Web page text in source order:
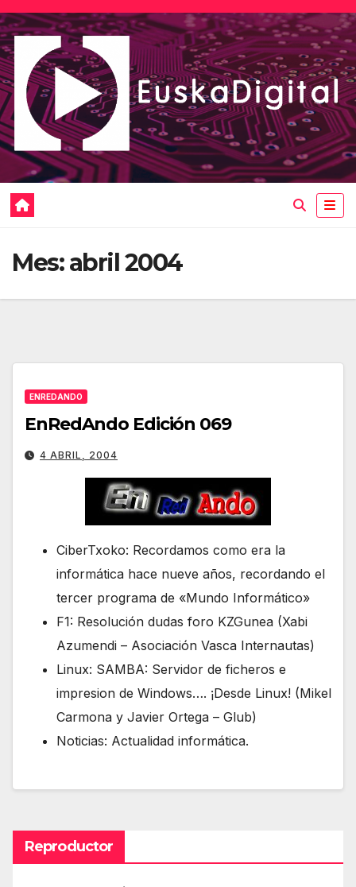
Saltar
al
contenido
Mes:abril 2004
ENREDANDO
EnRedAndo Edición 069
4 ABRIL, 2004
CiberTxoko: Recordamos como era la
informática hace nueve años, recordando el
tercer programa de «Mundo Informático»
F1: Resolución dudas foro KZGunea (Xabi
Azumendi – Asociación Vasca Internautas)
Linux: SAMBA: Servidor de ficheros e
impresion de Windows…. ¡Desde Linux! (Mikel
Carmona y Javier Ortega – Glub)
Noticias: Actualidad informática.
Reproductor